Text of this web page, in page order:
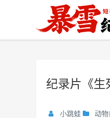
纪录片《
小跳蛙 动物